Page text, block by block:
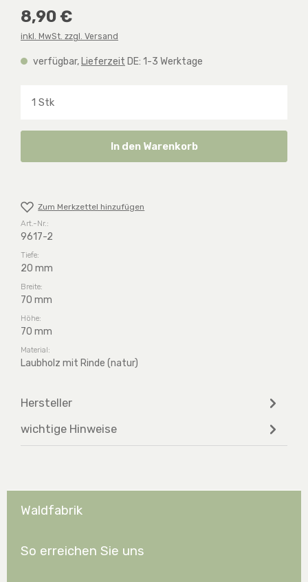
Regulärer Preis:
8,90 €
inkl. MwSt. zzgl. Versand
verfügbar, Lieferzeit DE: 1-3 Werktage
In den Warenkorb
Zum Merkzettel hinzufügen
Art.-Nr.:
9617-2
Tiefe:
20 mm
Breite:
70 mm
Höhe:
70 mm
Material:
Laubholz mit Rinde (natur)
Hersteller
wichtige Hinweise
Waldfabrik
So erreichen Sie uns